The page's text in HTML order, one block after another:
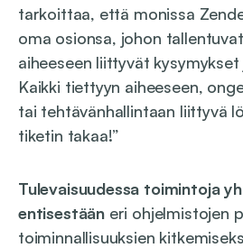
tarkoittaa, että monissa
oma osionsa, johon
aiheeseen liittyvät
Kaikki tiettyyn aiheeseen,
tai tehtävänhallintaan liittyvä
tiketin takaa!”
Tulevaisuudessa toimintoja
entisestään eri ohjelmistojen
toiminnallisuuksien